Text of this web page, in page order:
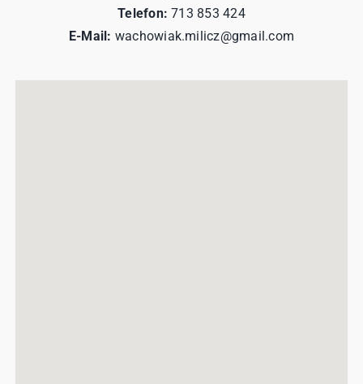
Telefon: 713 853 424
E-Mail: wachowiak.milicz@gmail.com